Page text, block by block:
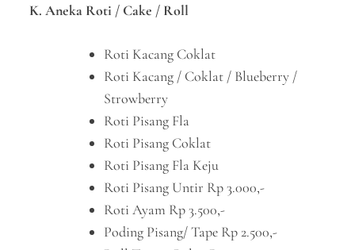
K. Aneka Roti / Cake / Roll
Roti Kacang Coklat
Roti Kacang / Coklat / Blueberry /
Strowberry
Roti Pisang Fla
Roti Pisang Coklat
Roti Pisang Fla Keju
Roti Pisang Untir Rp 3.000,-
Roti Ayam Rp 3.500,-
Poding Pisang/ Tape Rp 2.500,-